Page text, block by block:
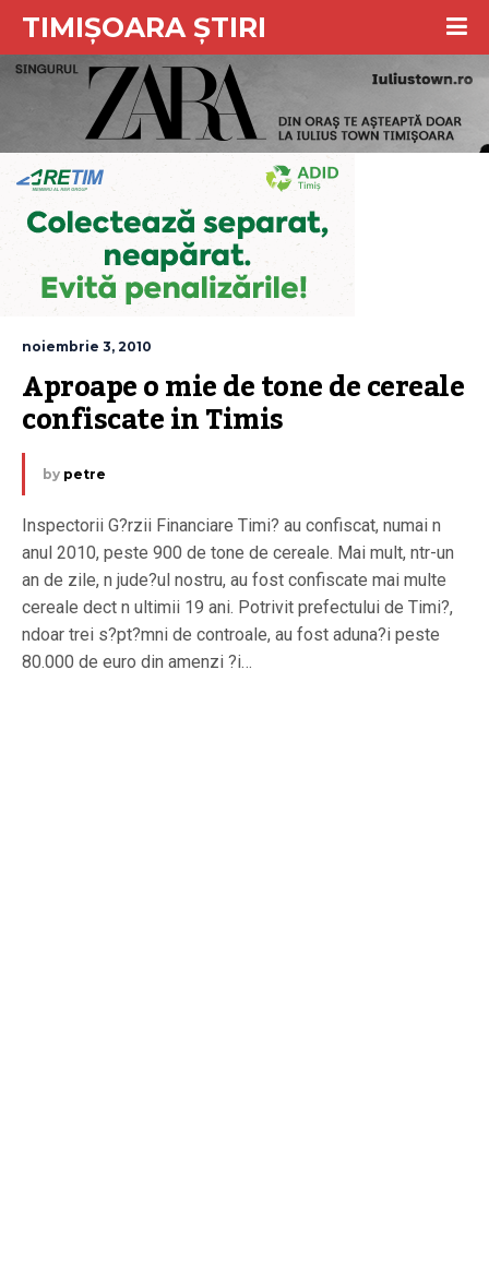
TIMIȘOARA ȘTIRI
noiembrie 3, 2010
Aproape o mie de tone de cereale
confiscate in Timis
by petre
Inspectorii G?rzii Financiare Timi? au confiscat, numai n
anul 2010, peste 900 de tone de cereale. Mai mult, ntr-un
an de zile, n jude?ul nostru, au fost confiscate mai multe
cereale dect n ultimii 19 ani. Potrivit prefectului de Timi?,
ndoar trei s?pt?mni de controale, au fost aduna?i peste
80.000 de euro din amenzi ?i…